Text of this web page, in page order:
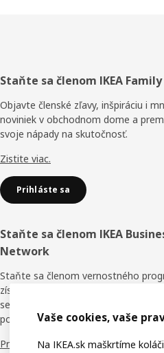
Päta
stránky
Staňte sa členom IKEA Family
Objavte členské zľavy, inšpiráciu i
noviniek v obchodnom dome a
svoje nápady na skutočnosť.
Zistite viac.
Prihláste sa
Staňte sa členom IKEA
Network
Staňte sa členom vernostného
získajte zľavy, online školenia a
seba a svojich zamestnancov. Kto
podnikaní nie je nič zadarmo?
Prečo IKEA Business Network?
Vaše cookies, vaše
Na IKEA.sk maškrtíme